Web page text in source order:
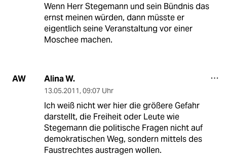
Wenn Herr Stegemann und sein Bündnis das
ernst meinen würden, dann müsste er
eigentlich seine Veranstaltung vor einer
Moschee machen.
AW Alina W.
13.05.2011, 09:07 Uhr
Ich weiß nicht wer hier die größere Gefahr
darstellt, die Freiheit oder Leute wie
Stegemann die politische Fragen nicht auf
demokratischen Weg, sondern mittels des
Faustrechtes austragen wollen.